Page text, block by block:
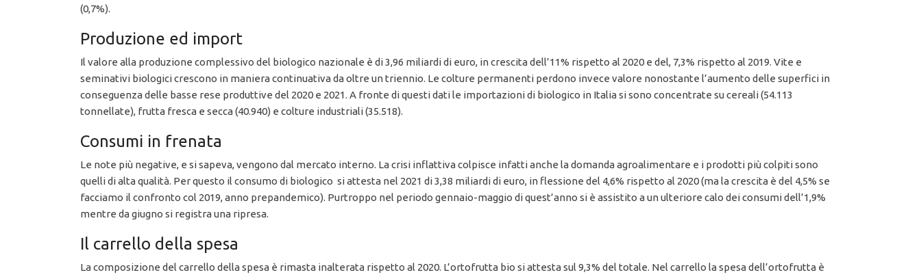
(0,7%).
Produzione ed import
Il valore alla produzione complessivo del biologico nazionale è di 3,96 miliardi di euro, in crescita dell’11% rispetto al 2020 e del, 7,3% rispetto al 2019. Vite e
seminativi biologici crescono in maniera continuativa da oltre un triennio. Le colture permanenti perdono invece valore nonostante l’aumento delle superfici in
conseguenza delle basse rese produttive del 2020 e 2021. A fronte di questi dati le importazioni di biologico in Italia si sono concentrate su cereali (54.113
tonnellate), frutta fresca e secca (40.940) e colture industriali (35.518).
Consumi in frenata
Le note più negative, e si sapeva, vengono dal mercato interno. La crisi inflattiva colpisce infatti anche la domanda agroalimentare e i prodotti più colpiti sono
quelli di alta qualità. Per questo il consumo di biologico si attesta nel 2021 di 3,38 miliardi di euro, in flessione del 4,6% rispetto al 2020 (ma la crescita è del 4,5% se
facciamo il confronto col 2019, anno prepandemico). Purtroppo nel periodo gennaio-maggio di quest’anno si è assistito a un ulteriore calo dei consumi dell’1,9%
mentre da giugno si registra una ripresa.
Il carrello della spesa
La composizione del carrello della spesa è rimasta inalterata rispetto al 2020. L’ortofrutta bio si attesta sul 9,3% del totale. Nel carrello la spesa dell’ortofrutta è